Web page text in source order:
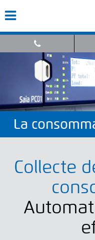
La
Collecte